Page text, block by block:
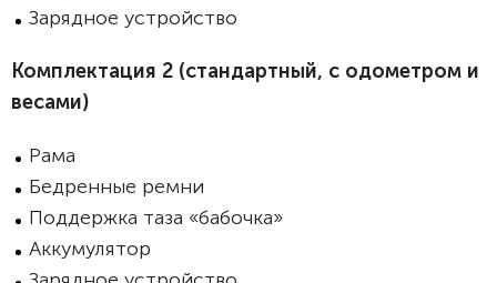
Зарядное устройство
Комплектация 2 (стандартный, с одометром и
весами)
Рама
Бедренные ремни
Поддержка таза «бабочка»
Аккумулятор